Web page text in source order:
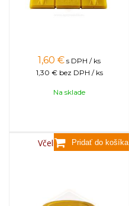
1,60 € s DPH / ks
1,30 € bez DPH / ks
Na sklade
Včelí vosk, 3,5kg